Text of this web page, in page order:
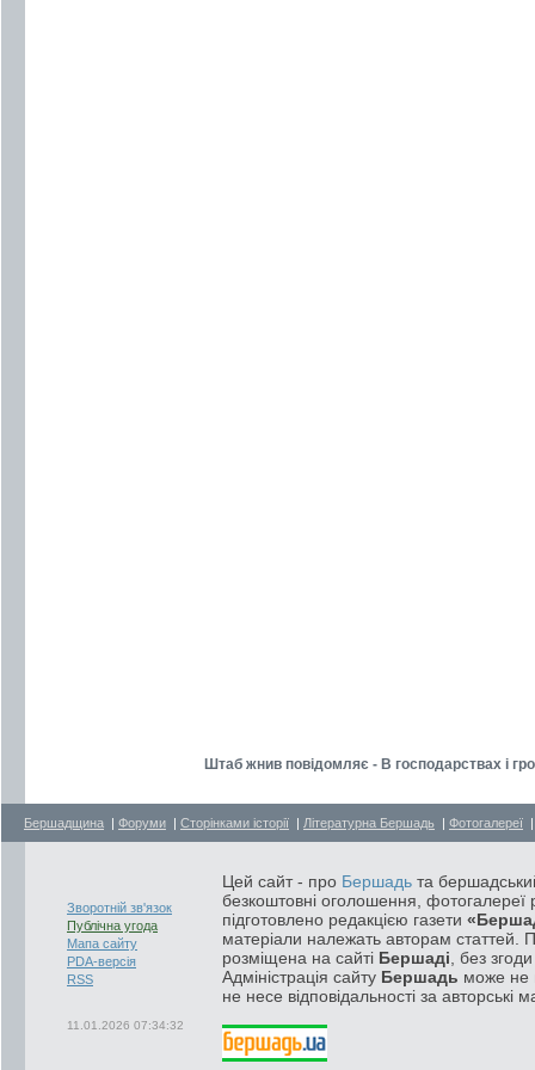
Штаб жнив повідомляє - В господарствах і
Бершадщина | Форуми | Сторінками історії | Літературна Бершадь | Фотогалереї
Зворотній зв'язок
Публічна угода
Мапа сайту
PDA-версія
RSS
11.01.2026 07:34:32
Цей сайт - про Бершадь та
безкоштовні оголошення, фотогалереї
підготовлено редакцією газети
матеріали належать авторам статтей.
розміщена на сайті Бершаді , без
Адміністрація сайту Бершадь може не
не несе відповідальності за авторські